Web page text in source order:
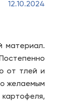
12.10.2024
материал.
от тлей и
желаемым